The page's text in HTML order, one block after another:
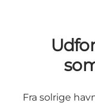
Fra solrige